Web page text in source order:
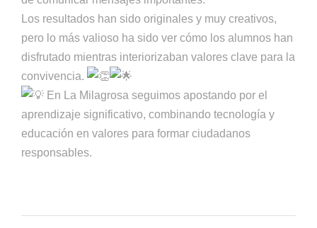
Los resultados han sido originales y muy creativos,
pero lo más valioso ha sido ver cómo los alumnos han
disfrutado mientras interiorizaban valores clave para la
convivencia.
En La Milagrosa seguimos apostando por el
aprendizaje significativo, combinando tecnología y
educación en valores para formar ciudadanos
responsables.